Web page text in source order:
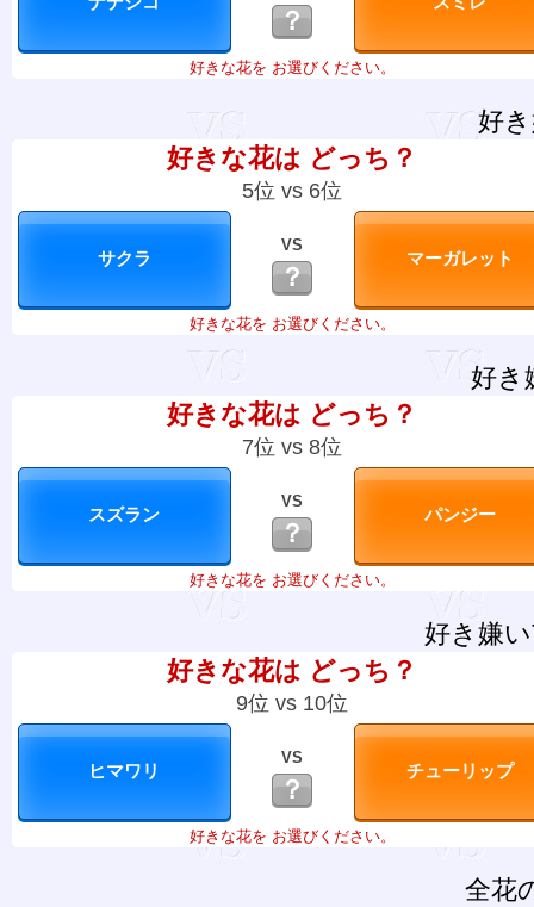
？
好きな花を お選びください。
好
好きな花は どっち？
5位 vs 6位
VS
？
好きな花を お選びください。
好き
好きな花は どっち？
7位 vs 8位
VS
？
好きな花を お選びください。
好き嫌
好きな花は どっち？
9位 vs 10位
VS
？
好きな花を お選びください。
全花